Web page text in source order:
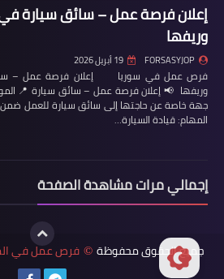
إعلان فرصة عمل – سائق سيارة
وريفها
FORSASYJOP 19 أبريل 2026
فرص عمل في سوريا إعلان فرصة عمل –
وريفها 📢 إعلان فرصة عمل – سائق سيارة 📍
جهة خاصة عن حاجتها إلى سائق سيارة للعمل
المهام: قيادة السيارة…
إجمالي مرات مشاهدة الصفحة
جميع الحقوق محفوظة © فرص عمل في